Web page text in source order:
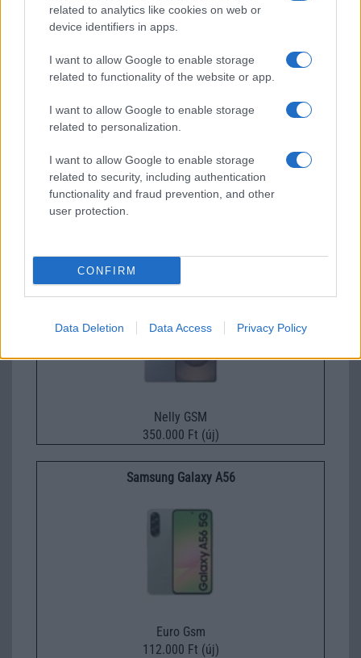
related to analytics like cookies on web or
device identifiers in apps.
I want to allow Google to enable storage
related to functionality of the website or app.
I want to allow Google to enable storage
related to personalization.
I want to allow Google to enable storage
related to security, including authentication
functionality and fraud prevention, and other
user protection.
CONFIRM
Data Deletion Data Access Privacy Policy
Új és Használt GSM kiemelt ajánlatok
Nelly GSM
Samsung Galaxy S26 Ultra
Nelly GSM
350.000 Ft (új)
Samsung Galaxy A56
Euro Gsm
112.000 Ft (új)